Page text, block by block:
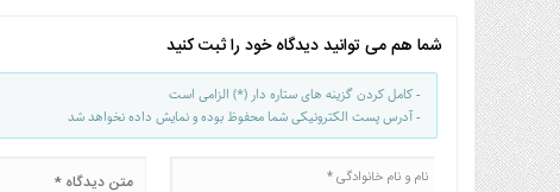
نگاه
روز
گوناگون
شما هم می توانید دیدگاه خود را ثبت کنید
- کامل کردن گزینه های ستاره دار (*) الزامی است
- آدرس پست الکترونیکی شما محفوظ بوده و نمایش داده نخواهد شد